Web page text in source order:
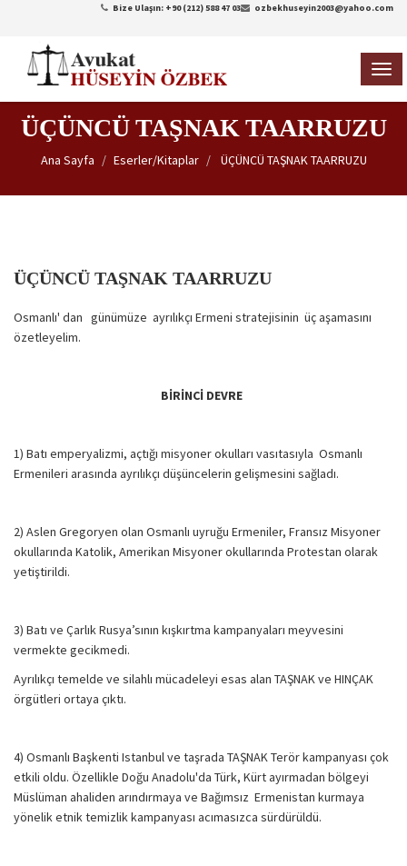
ozbekhuseyin2003@yahoo.com
Bize Ulaşın: +90 (212) 588 47 03
ÜÇÜNCÜ TAŞNAK TAARRUZU
Ana Sayfa Eserler/Kitaplar ÜÇÜNCÜ TAŞNAK TAARRUZU
ÜÇÜNCÜ TAŞNAK TAARRUZU
Osmanlı' dan günümüze ayrılıkçı Ermeni stratejisinin üç aşamasını
özetleyelim.
BİRİNCİ DEVRE
1) Batı emperyalizmi, açtığı misyoner okulları vasıtasıyla Osmanlı
Ermenileri arasında ayrılıkçı düşüncelerin gelişmesini sağladı.
2) Aslen Gregoryen olan Osmanlı uyruğu Ermeniler, Fransız Misyoner
okullarında Katolik, Amerikan Misyoner okullarında Protestan olarak
yetiştirildi.
3) Batı ve Çarlık Rusya’sının kışkırtma kampanyaları meyvesini
vermekte gecikmedi.
Ayrılıkçı temelde ve silahlı mücadeleyi esas alan TAŞNAK ve HINÇAK
örgütleri ortaya çıktı.
4) Osmanlı Başkenti Istanbul ve taşrada TAŞNAK Terör kampanyası çok
etkili oldu. Özellikle Doğu Anadolu'da Türk, Kürt ayırmadan bölgeyi
Müslüman ahaliden arındırmaya ve Bağımsız Ermenistan kurmaya
yönelik etnik temizlik kampanyası acımasızca sürdürüldü.